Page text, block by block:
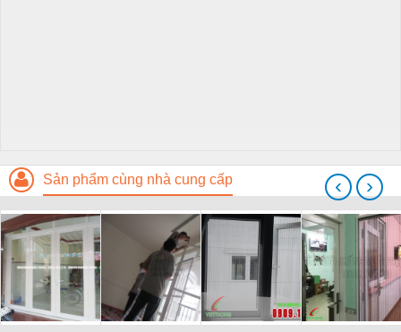
Sản phẩm cùng nhà cung cấp ‹ ›